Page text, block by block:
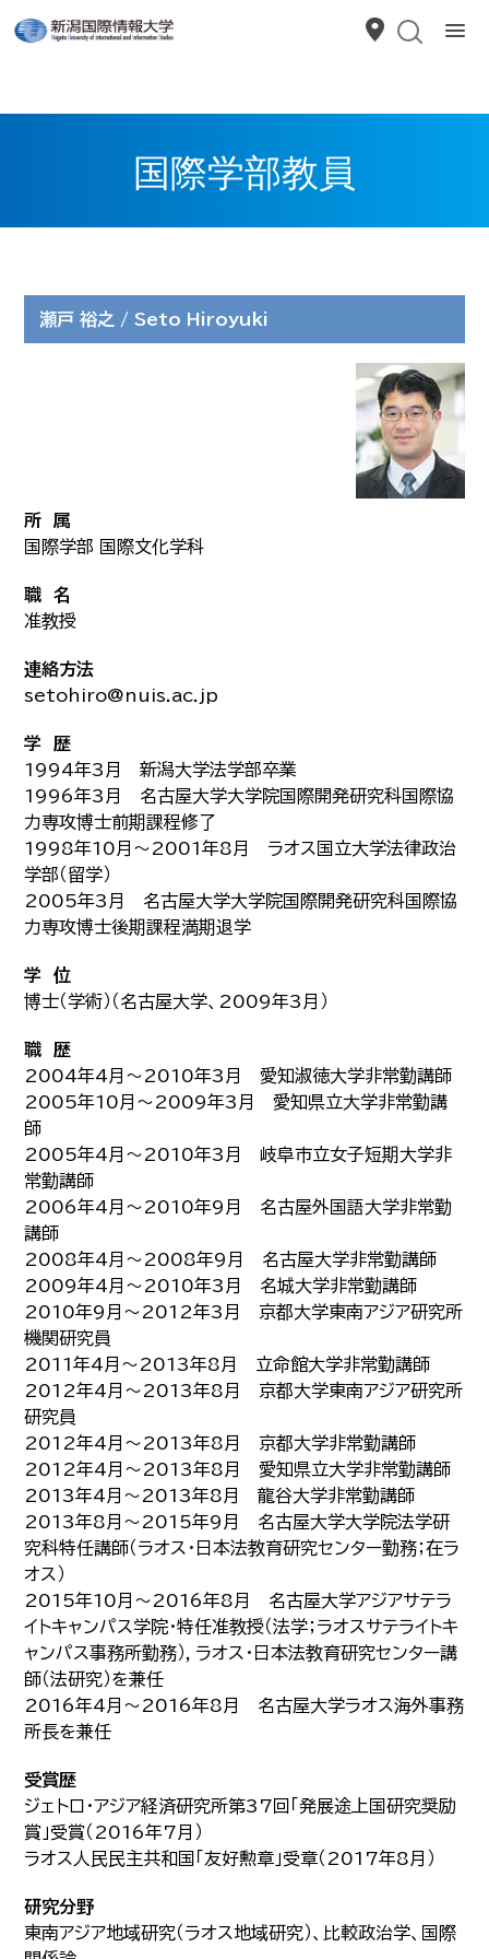
国際学部教員
瀬戸 裕之 / Seto Hiroyuki
所 属
国際学部 国際文化学科
職 名
准教授
連絡方法
setohiro@nuis.ac.jp
学 歴
1994年3月 新潟大学法学部卒業
1996年3月 名古屋大学大学院国際開発研究科国際協
力専攻博士前期課程修了
1998年10月～2001年8月 ラオス国立大学法律政治
学部（留学）
2005年3月 名古屋大学大学院国際開発研究科国際協
力専攻博士後期課程満期退学
学 位
博士（学術）（名古屋大学、2009年3月）
職 歴
2004年4月～2010年3月 愛知淑徳大学非常勤講師
2005年10月～2009年3月 愛知県立大学非常勤講
師
2005年4月～2010年3月 岐阜市立女子短期大学非
常勤講師
2006年4月～2010年9月 名古屋外国語大学非常勤
講師
2008年4月～2008年9月 名古屋大学非常勤講師
2009年4月～2010年3月 名城大学非常勤講師
2010年9月～2012年3月 京都大学東南アジア研究所
機関研究員
2011年4月～2013年8月 立命館大学非常勤講師
2012年4月～2013年8月 京都大学東南アジア研究所
研究員
2012年4月～2013年8月 京都大学非常勤講師
2012年4月～2013年8月 愛知県立大学非常勤講師
2013年4月～2013年8月 龍谷大学非常勤講師
2013年8月～2015年9月 名古屋大学大学院法学研
究科特任講師（ラオス・日本法教育研究センター勤務；在ラ
オス）
2015年10月～2016年8月 名古屋大学アジアサテラ
イトキャンパス学院・特任准教授（法学；ラオスサテライトキ
ャンパス事務所勤務），ラオス・日本法教育研究センター講
師（法研究）を兼任
2016年4月～2016年8月 名古屋大学ラオス海外事務
所長を兼任
受賞歴
ジェトロ・アジア経済研究所第37回「発展途上国研究奨励
賞」受賞（2016年7月）
ラオス人民民主共和国「友好勲章」受章（2017年8月）
研究分野
東南アジア地域研究（ラオス地域研究）、比較政治学、国際